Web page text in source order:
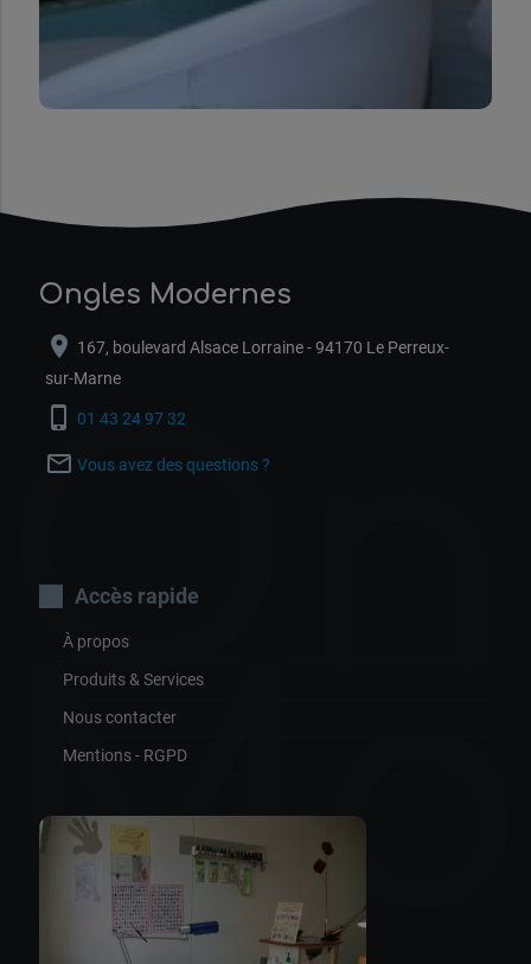
Ongles Modernes
location_on 167, boulevard Alsace Lorraine - 94170 Le Perreux-
sur-Marne
phone_iphone 01 43 24 97 32
mail_outline Vous avez des questions ?
Accès rapide
À propos
Produits & Services
Nous contacter
Mentions - RGPD